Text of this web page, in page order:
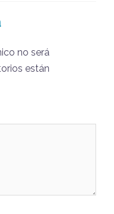
no será
están